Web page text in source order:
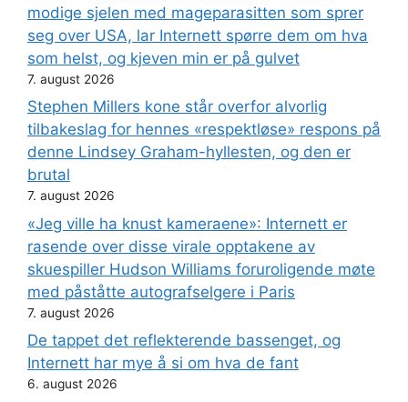
modige sjelen med mageparasitten som sprer
seg over USA, lar Internett spørre dem om hva
som helst, og kjeven min er på gulvet
7. august 2026
Stephen Millers kone står overfor alvorlig
tilbakeslag for hennes «respektløse» respons på
denne Lindsey Graham-hyllesten, og den er
brutal
7. august 2026
«Jeg ville ha knust kameraene»: Internett er
rasende over disse virale opptakene av
skuespiller Hudson Williams foruroligende møte
med påståtte autografselgere i Paris
7. august 2026
De tappet det reflekterende bassenget, og
Internett har mye å si om hva de fant
6. august 2026